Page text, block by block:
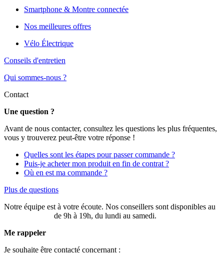
Smartphone & Montre connectée
Nos meilleures offres
Vélo Électrique
Conseils d'entretien
Qui sommes-nous ?
Contact
Une question ?
Avant de nous contacter, consultez les questions les plus fréquentes,
vous y trouverez peut-être votre réponse !
Quelles sont les étapes pour passer commande ?
Puis-je acheter mon produit en fin de contrat ?
Où en est ma commande ?
Plus de questions
Notre équipe est à votre écoute. Nos conseillers sont disponibles au
de 9h à 19h, du lundi au samedi.
Me rappeler
Je souhaite être contacté concernant :